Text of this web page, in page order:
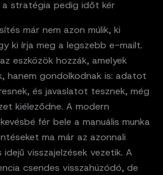
a stratégia pedig időt kér
már nem azon múlik, ki
ki írja meg a legszebb e-mailt.
eszközök hozzák, amelyek
hanem gondolkodnak is: adatot
és javaslatot tesznek, még
kiéleződne. A modern
fér bele a manuális munka
ma már az azonnali
visszajelzések vezetik. A
csendes visszahúzódó, de